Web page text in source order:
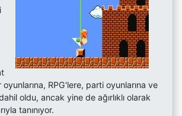
RPG'lere, parti oyunlarına ve
oldu, ancak yine de ağırlıklı olarak
tanınıyor.